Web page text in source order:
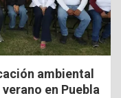
ambiental
en Puebla